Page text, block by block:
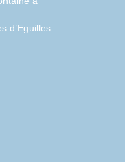
d’Eguilles